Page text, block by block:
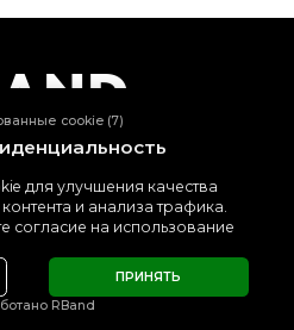
AND
и интернет-индустрии
109-12-02
18:00
Behance
cookie (7)
для улучшения качества
и анализа трафика.
согласие на использование
ПРИНЯТЬ
RBand